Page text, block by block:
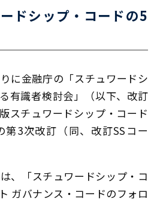
ドシップ・コードの5
に金融庁の「スチュワードシ
有識者検討会」（以下、改訂
スチュワードシップ・コード
第3次改訂（同、改訂SSコー
、「スチュワードシップ・コ
ガバナンス・コードのフォロ